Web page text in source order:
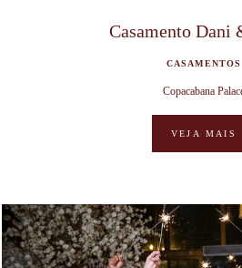
Casamento Dani
CASAMENTOS
Copacabana
VEJA MAIS